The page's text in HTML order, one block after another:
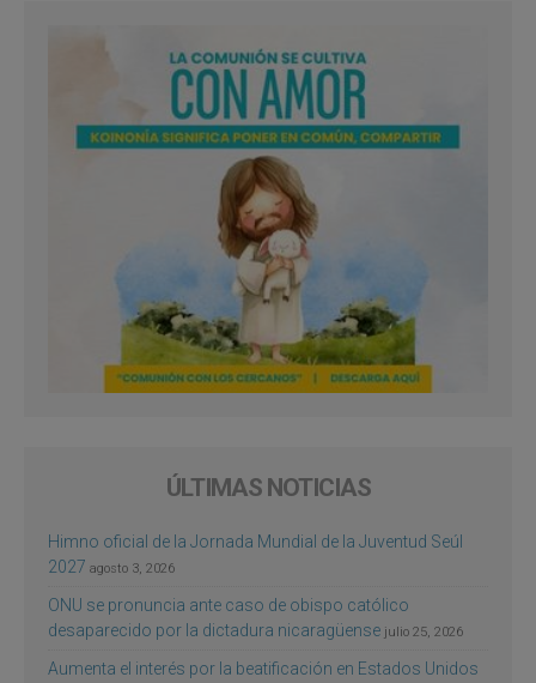
ÚLTIMAS NOTICIAS
Himno oficial de la Jornada Mundial de la Juventud Seúl
2027 agosto 3, 2026
ONU se pronuncia ante caso de obispo católico
desaparecido por la dictadura nicaragüense julio 25, 2026
Aumenta el interés por la beatificación en Estados Unidos